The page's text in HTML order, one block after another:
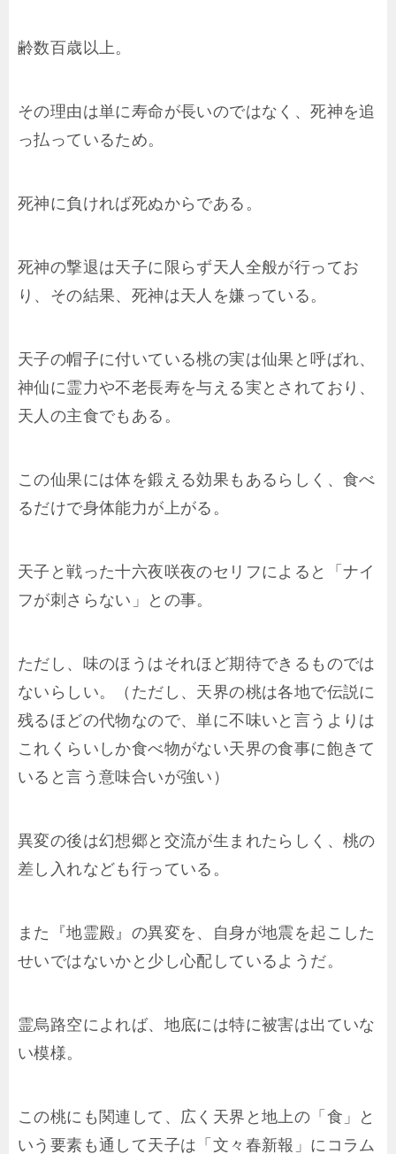
齢数百歳以上。
その理由は単に寿命が長いのではなく、死神を追
っ払っているため。
死神に負ければ死ぬからである。
死神の撃退は天子に限らず天人全般が行ってお
り、その結果、死神は天人を嫌っている。
天子の帽子に付いている桃の実は仙果と呼ばれ、
神仙に霊力や不老長寿を与える実とされており、
天人の主食でもある。
この仙果には体を鍛える効果もあるらしく、食べ
るだけで身体能力が上がる。
天子と戦った十六夜咲夜のセリフによると「ナイ
フが刺さらない」との事。
ただし、味のほうはそれほど期待できるものでは
ないらしい。（ただし、天界の桃は各地で伝説に
残るほどの代物なので、単に不味いと言うよりは
これくらいしか食べ物がない天界の食事に飽きて
いると言う意味合いが強い）
異変の後は幻想郷と交流が生まれたらしく、桃の
差し入れなども行っている。
また『地霊殿』の異変を、自身が地震を起こした
せいではないかと少し心配しているようだ。
霊烏路空によれば、地底には特に被害は出ていな
い模様。
この桃にも関連して、広く天界と地上の「食」と
いう要素も通して天子は「文々春新報」にコラム